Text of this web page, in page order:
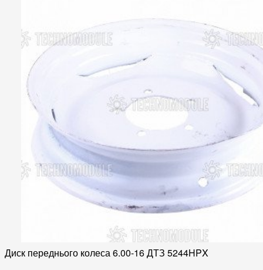
Диск переднього колеса 6.00-16 ДТЗ 5244HPX